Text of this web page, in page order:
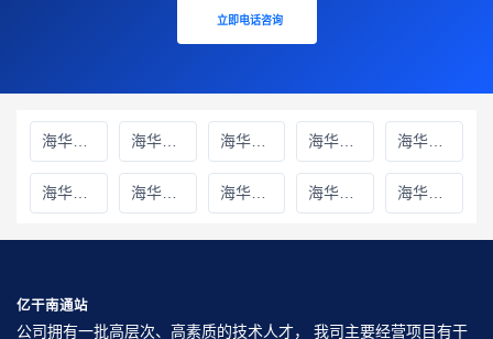
立即电话咨询
海华财务绵阳线上分站 海华财务甘孜藏族自治州线上分站
海华财务遂宁线上分站 海华财务广元线上分站
亿干南通站
公司拥有一批高层次、高素质的技术人才， 我司主要经营项目有干